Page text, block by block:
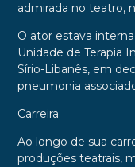
admirada no teatro,
O ator estava
Unidade de Terapia
Sírio-Libanês, em
pneumonia
Carreira
Ao longo de sua
produções teatrais,